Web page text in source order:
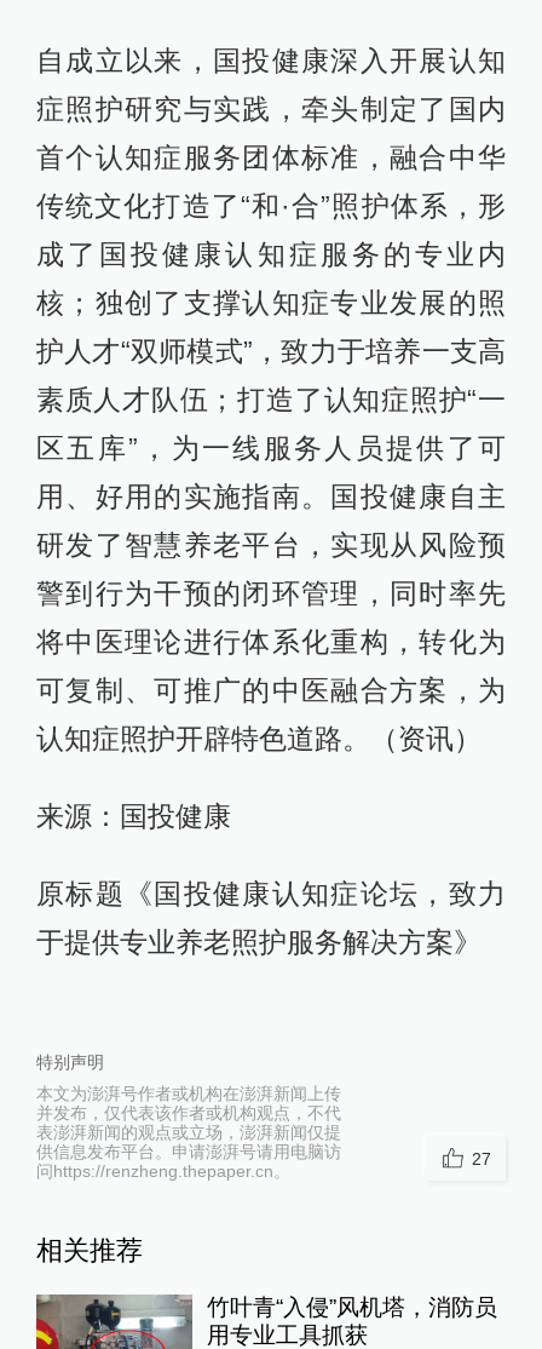
自成立以来，国投健康深入开展认知
症照护研究与实践，牵头制定了国内
首个认知症服务团体标准，融合中华
传统文化打造了“和·合”照护体系，形
成了国投健康认知症服务的专业内
核；独创了支撑认知症专业发展的照
护人才“双师模式”，致力于培养一支高
素质人才队伍；打造了认知症照护“一
区五库”，为一线服务人员提供了可
用、好用的实施指南。国投健康自主
研发了智慧养老平台，实现从风险预
警到行为干预的闭环管理，同时率先
将中医理论进行体系化重构，转化为
可复制、可推广的中医融合方案，为
认知症照护开辟特色道路。（资讯）
来源：国投健康
原标题《国投健康认知症论坛，致力
于提供专业养老照护服务解决方案》
特别声明
本文为澎湃号作者或机构在澎湃新闻上传
并发布，仅代表该作者或机构观点，不代
表澎湃新闻的观点或立场，澎湃新闻仅提
供信息发布平台。申请澎湃号请用电脑访
问https://renzheng.thepaper.cn。
27
相关推荐
竹叶青“入侵”风机塔，消防员
用专业工具抓获